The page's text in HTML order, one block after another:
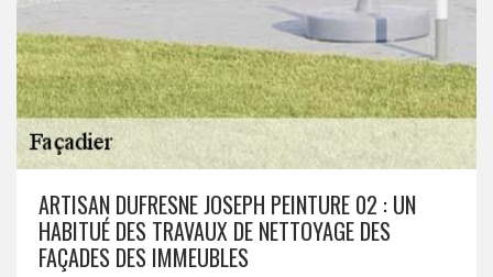
ARTISAN DUFRESNE JOSEPH PEINTURE 02 : UN
HABITUÉ DES TRAVAUX DE NETTOYAGE DES
FAÇADES DES IMMEUBLES